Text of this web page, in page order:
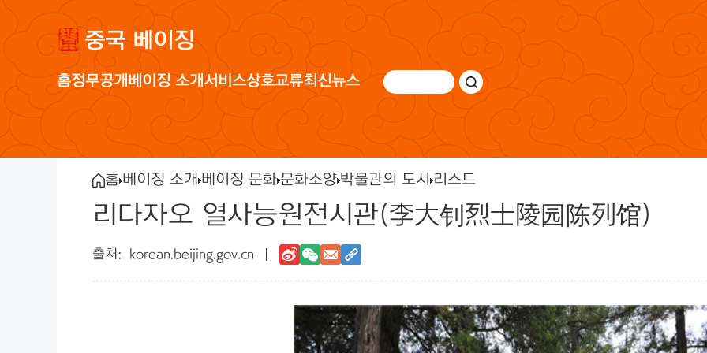
중국 베이징
홈정무공개베이징 소개서비스상호교류최신뉴스
홈 베이징 소개 베이징 문화문화소양 박물관의 도시 리스트
리다자오 열사능원전시관(李大钊烈士陵园陈列馆)
korean.beijing.gov.cn